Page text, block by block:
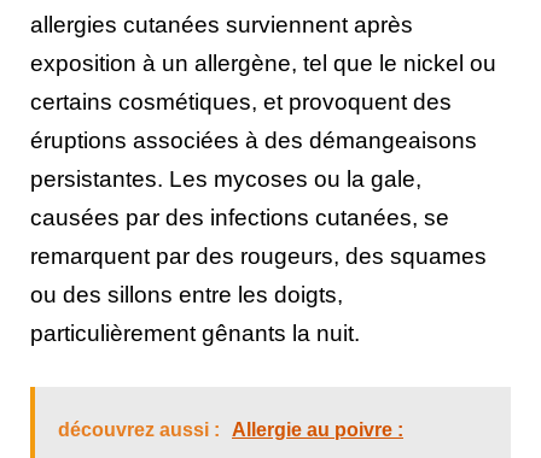
allergies cutanées surviennent après
exposition à un allergène, tel que le nickel ou
certains cosmétiques, et provoquent des
éruptions associées à des démangeaisons
persistantes. Les mycoses ou la gale,
causées par des infections cutanées, se
remarquent par des rougeurs, des squames
ou des sillons entre les doigts,
particulièrement gênants la nuit.
découvrez aussi :
Allergie au poivre :